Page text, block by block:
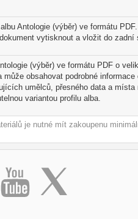
Antologie (výběr) ve formátu
vytisknout a vložit do zadní
(výběr) ve formátu PDF o
obsahovat podrobné
umělců, přesného data a místa
variantou profilu alba.
je nutné mít zakoupenu